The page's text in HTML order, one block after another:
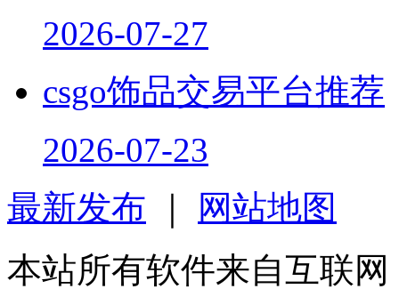
2026-07-27
csgo饰品交易平台推荐
2026-07-23
最新发布
网站地图
本站所有软件来自互联